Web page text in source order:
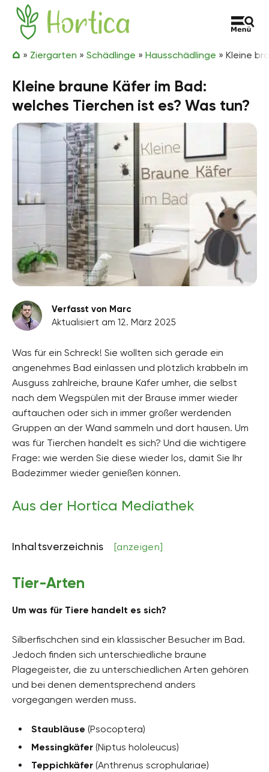
Zum Inhalt springen
Hortica
» Ziergarten » Schädlinge » Hausschädlinge » Kleine
Kleine braune Käfer im Bad:
welches Tierchen ist es? Was tun?
Verfasst von Marc
Aktualisiert am 12. März 2025
Was für ein Schreck! Sie wollten sich gerade ein
angenehmes Bad einlassen und plötzlich krabbeln im
Ausguss zahlreiche, braune Käfer umher, die selbst
nach dem Wegspülen mit der Brause immer wieder
auftauchen oder sich in immer größer werdenden
Gruppen an der Wand sammeln und dort hausen. Um
was für Tierchen handelt es sich? Und die wichtigere
Frage: wie werden Sie diese wieder los, damit Sie Ihr
Badezimmer wieder genießen können.
Aus der Hortica Mediathek
Inhaltsverzeichnis [anzeigen]
Tier-Arten
Um was für Tiere handelt es sich?
Silberfischchen sind ein klassischer Besucher im Bad.
Jedoch finden sich unterschiedliche braune
Plagegeister, die zu unterschiedlichen Arten gehören
und bei denen dementsprechend anders
vorgegangen werden muss.
Staubläuse (Psocoptera)
Messingkäfer (Niptus hololeucus)
Teppichkäfer (Anthrenus scrophulariae)